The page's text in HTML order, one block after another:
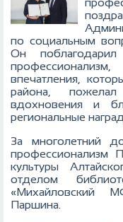
по социальным
Он поблагодарил
впечатления,
района,
вдохновения и
региональные
За многолетний
профессионализм
культуры
отделом
«Михайловский
Паршина.